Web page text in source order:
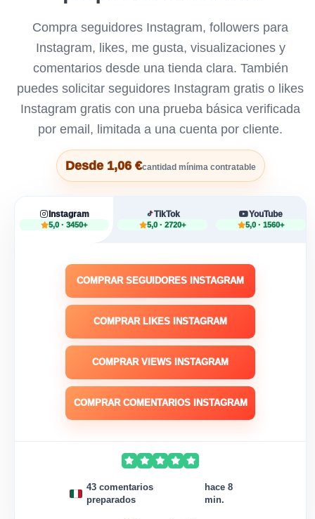
Compra seguidores Instagram, followers para
Instagram, likes, me gusta, visualizaciones y
comentarios desde una tienda clara. También
puedes solicitar seguidores Instagram gratis o likes
Instagram gratis con una prueba básica verificada
por email, limitada a una cuenta por cliente.
Desde 1,06 €cantidad mínima contratable
Instagram
5,0 · 3450+
TikTok
5,0 · 2720+
YouTube
5,0 · 1560+
COMPRAR SEGUIDORES INSTAGRAM
COMPRAR LIKES INSTAGRAM
COMPRAR VIEWS INSTAGRAM
COMPRAR COMENTARIOS INSTAGRAM
43 comentarios
preparados
hace 8
min.